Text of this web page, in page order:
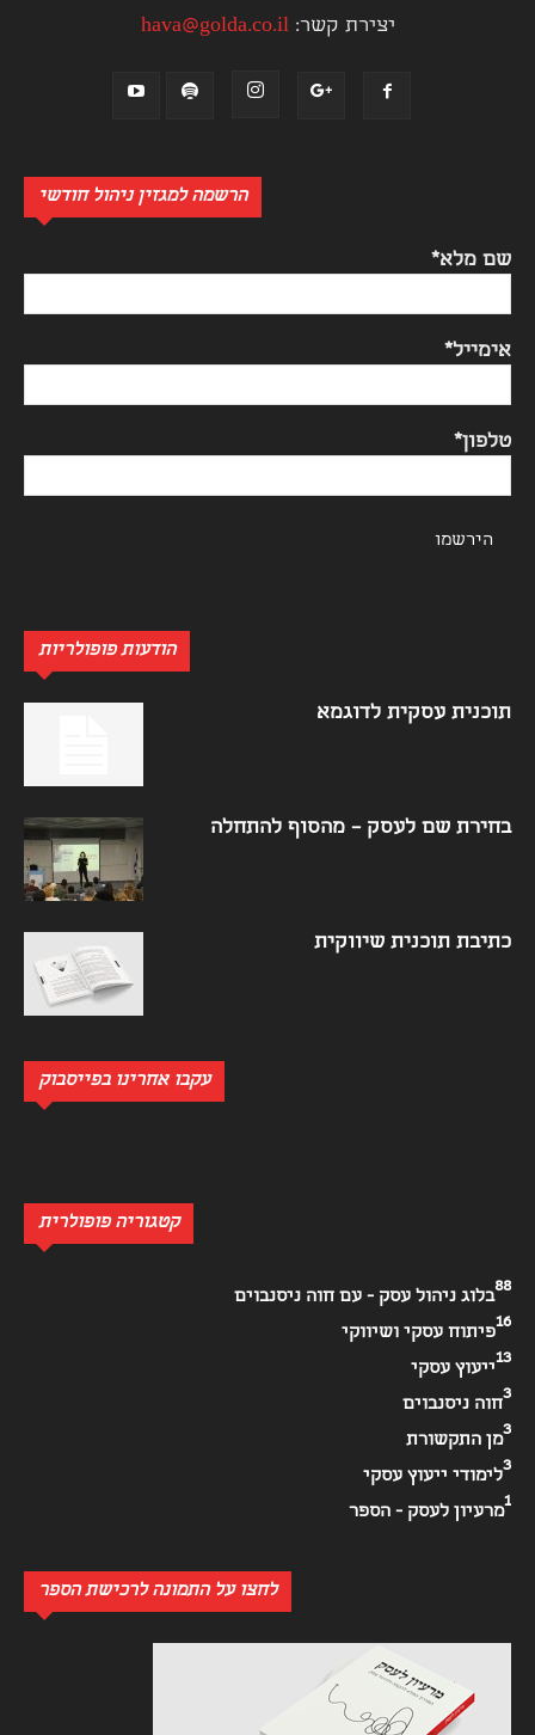
יצירת קשר:hava@golda.co.il
הרשמה למגזין ניהול חודשי
שם מלא*
אימייל*
טלפון*
הודעות פופולריות
תוכנית עסקית לדוגמא
בחירת שם לעסק – מהסוף להתחלה
כתיבת תוכנית שיווקית
עקבו אחרינו בפייסבוק
קטגוריה פופולרית
בלוג ניהול עסק - עם חוה ניסנבוים
88
פיתוח עסקי ושיווקי
16
ייעוץ עסקי
13
חוה ניסנבוים
3
מן התקשורת
3
לימודי ייעוץ עסקי
3
מרעיון לעסק - הספר
1
לחצו על התמונה לרכישת הספר